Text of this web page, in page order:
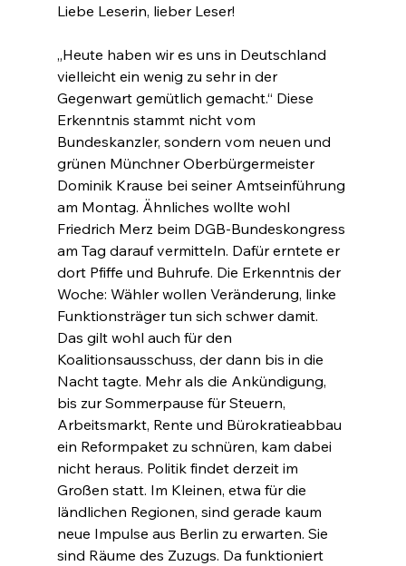
Liebe Leserin, lieber Leser!
„Heute haben wir es uns in Deutschland
vielleicht ein wenig zu sehr in der
Gegenwart gemütlich gemacht.“ Diese
Erkenntnis stammt nicht vom
Bundeskanzler, sondern vom neuen und
grünen Münchner Oberbürgermeister
Dominik Krause bei seiner Amtseinführung
am Montag. Ähnliches wollte wohl
Friedrich Merz beim DGB-Bundeskongress
am Tag darauf vermitteln. Dafür erntete er
dort Pfiffe und Buhrufe. Die Erkenntnis der
Woche: Wähler wollen Veränderung, linke
Funktionsträger tun sich schwer damit.
Das gilt wohl auch für den
Koalitionsausschuss, der dann bis in die
Nacht tagte. Mehr als die Ankündigung,
bis zur Sommerpause für Steuern,
Arbeitsmarkt, Rente und Bürokratieabbau
ein Reformpaket zu schnüren, kam dabei
nicht heraus. Politik findet derzeit im
Großen statt. Im Kleinen, etwa für die
ländlichen Regionen, sind gerade kaum
neue Impulse aus Berlin zu erwarten. Sie
sind Räume des Zuzugs. Da funktioniert